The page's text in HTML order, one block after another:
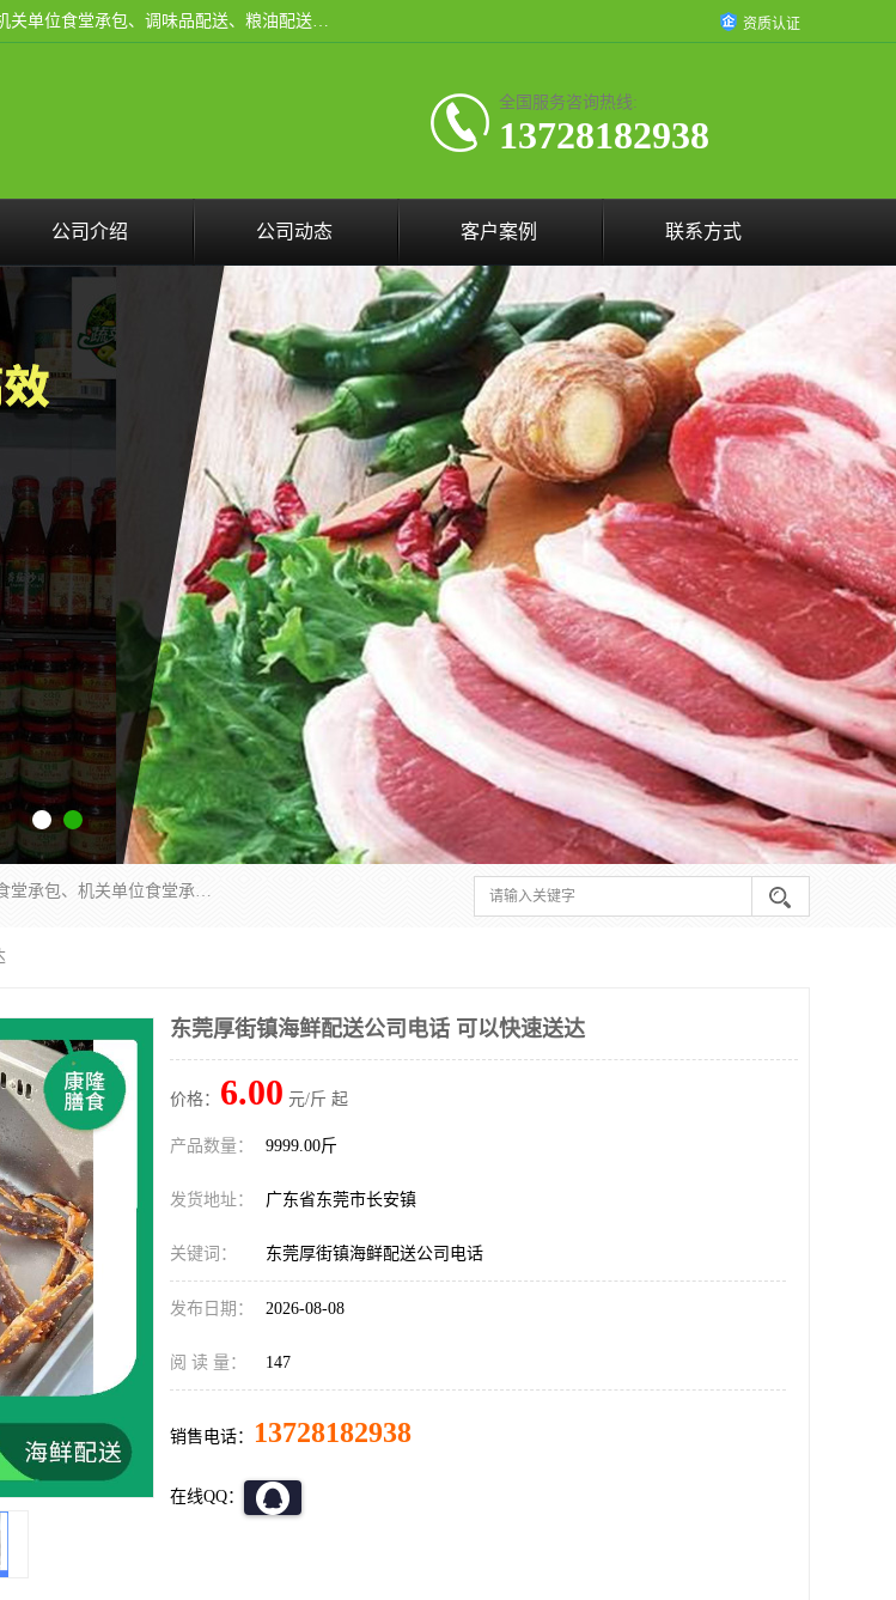
东莞市康隆膳食管理有限公司主要从事：蔬菜配送、食堂承包、企业工厂食堂承包、机关单位食堂承包、调味品配送、粮油配送、干货配送、副食配送、水果配送、海鲜配送等业务，东莞蔬菜配送电话，咨询在线客服。 资质认证
全国服务咨询热线:
13728182938
公司介绍 公司动态 客户案例 联系方式
东莞市康隆膳食管理有限公司主要从事：蔬菜配送、食堂承包、企业工厂食堂承包、机关单位食堂承包、调味品配送、粮油配送、干货配送、副食配送、水果配送、海鲜配送等业务，东莞蔬菜配送电话，咨询在线客服。
东莞厚街镇海鲜配送公司电话 可以快速送达
价格： 6.00 元/斤 起
产品数量： 9999.00斤
发货地址： 广东省东莞市长安镇
关键词： 东莞厚街镇海鲜配送公司电话
发布日期： 2026-08-08
阅 读 量： 147
销售电话： 13728182938
在线QQ：